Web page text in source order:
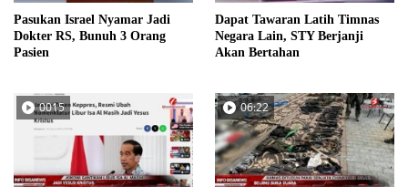
Pasukan Israel Nyamar Jadi
Dokter RS, Bunuh 3 Orang
Pasien
Dapat Tawaran Latih Timnas
Negara Lain, STY Berjanji
Akan Bertahan
0015 06:22